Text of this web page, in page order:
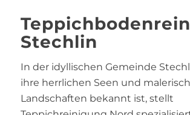
Stechlin
In der idyllischen Gemeinde
ihre herrlichen Seen und
Landschaften bekannt ist, stellt